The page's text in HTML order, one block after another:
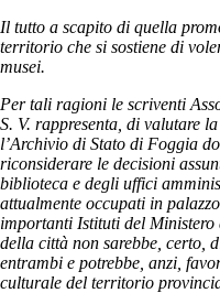
Il tutto a scapito di quella
territorio che si sostiene di
musei.
Per tali ragioni le scriventi
S. V. rappresenta, di valutare
l’Archivio di Stato di Foggia
riconsiderare le decisioni
biblioteca e degli uffici
attualmente occupati in
importanti Istituti del
della città non sarebbe, certo,
entrambi e potrebbe, anzi,
culturale del territorio